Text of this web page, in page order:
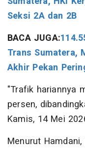
Seksi 2A dan 2B
BACA JUGA:
Trans Sumatera,
Akhir Pekan
"Trafik hariannya
persen,
Kamis, 14 Mei
Menurut